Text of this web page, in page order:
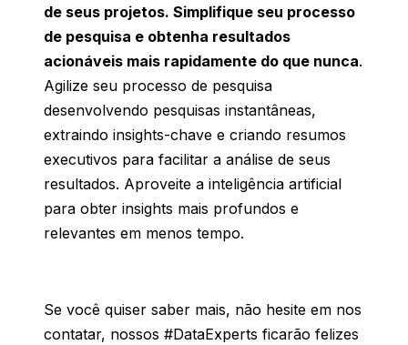
de seus projetos. Simplifique seu processo
de pesquisa e obtenha resultados
acionáveis mais rapidamente do que nunca.
Agilize seu processo de pesquisa
desenvolvendo pesquisas instantâneas,
extraindo insights-chave e criando resumos
executivos para facilitar a análise de seus
resultados. Aproveite a inteligência artificial
para obter insights mais profundos e
relevantes em menos tempo.
Se você quiser saber mais, não hesite em nos
contatar, nossos #DataExperts ficarão felizes